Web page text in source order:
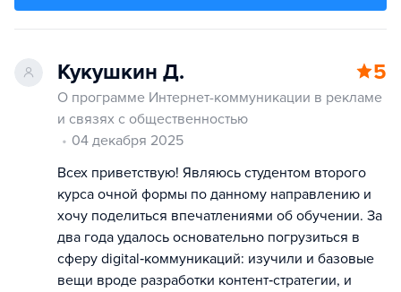
Кукушкин Д. 5
О программе Интернет-коммуникации в рекламе
и связях с общественностью
04 декабря 2025
Всех приветствую! Являюсь студентом второго
курса очной формы по данному направлению и
хочу поделиться впечатлениями об обучении. За
два года удалось основательно погрузиться в
сферу digital‑коммуникаций: изучили и базовые
вещи вроде разработки контент‑стратегии, и